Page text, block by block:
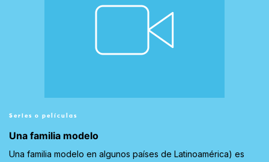
Series o películas
Una familia modelo
Una familia modelo en algunos países de Latinoamérica) es